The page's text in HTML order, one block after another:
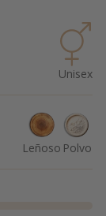
Unisex
Leñoso Polvo